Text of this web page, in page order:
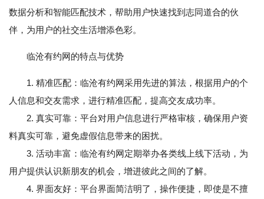
数据分析和智能匹配技术，帮助用户快速找到志同道合的伙
伴，为用户的社交生活增添色彩。
临沧有约网的特点与优势
1. 精准匹配：临沧有约网采用先进的算法，根据用户的个
人信息和交友需求，进行精准匹配，提高交友成功率。
2. 真实可靠：平台对用户信息进行严格审核，确保用户资
料真实可靠，避免虚假信息带来的困扰。
3. 活动丰富：临沧有约网定期举办各类线上线下活动，为
用户提供认识新朋友的机会，增进彼此之间的了解。
4. 界面友好：平台界面简洁明了，操作便捷，即使是不擅